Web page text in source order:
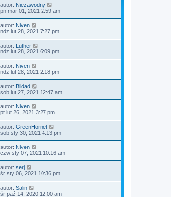
autor: Niezawodny
pn mar 01, 2021 2:59 am
autor: Niven
ndz lut 28, 2021 7:27 pm
autor: Luther
ndz lut 28, 2021 6:09 pm
autor: Niven
ndz lut 28, 2021 2:18 pm
autor: Bildad
sob lut 27, 2021 12:47 am
autor: Niven
pt lut 26, 2021 3:27 pm
autor: GreenHornet
sob sty 30, 2021 4:13 pm
autor: Niven
czw sty 07, 2021 10:16 am
autor: serj
śr sty 06, 2021 10:36 pm
autor: Salin
śr paź 14, 2020 12:00 am